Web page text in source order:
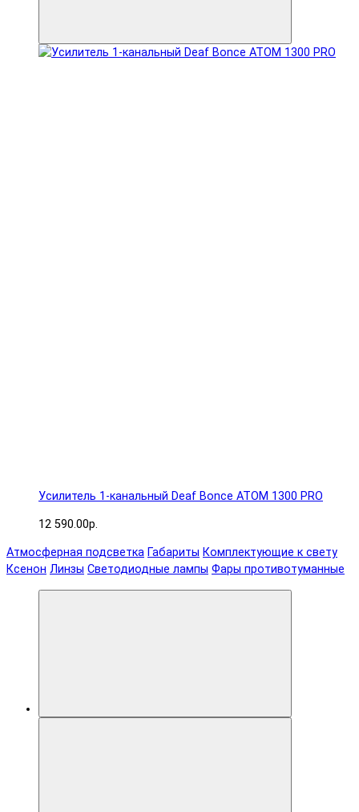
Усилитель 1-канальный Deaf Bonce ATOM 1300 PRO
12 590.00р.
Атмосферная подсветка Габариты Комплектующие к свету
Ксенон Линзы Светодиодные лампы Фары противотуманные